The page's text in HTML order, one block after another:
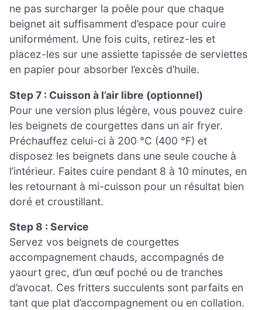
ne pas surcharger la poêle pour que chaque
beignet ait suffisamment d’espace pour cuire
uniformément. Une fois cuits, retirez-les et
placez-les sur une assiette tapissée de serviettes
en papier pour absorber l’excès d’huile.
Step 7 : Cuisson à l’air libre (optionnel)
Pour une version plus légère, vous pouvez cuire
les beignets de courgettes dans un air fryer.
Préchauffez celui-ci à 200 °C (400 °F) et
disposez les beignets dans une seule couche à
l’intérieur. Faites cuire pendant 8 à 10 minutes, en
les retournant à mi-cuisson pour un résultat bien
doré et croustillant.
Step 8 : Service
Servez vos beignets de courgettes
accompagnement chauds, accompagnés de
yaourt grec, d’un œuf poché ou de tranches
d’avocat. Ces fritters succulents sont parfaits en
tant que plat d’accompagnement ou en collation.